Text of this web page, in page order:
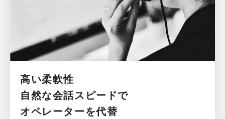
高い柔軟性
自然な会話スピードで
オペレーターを代替